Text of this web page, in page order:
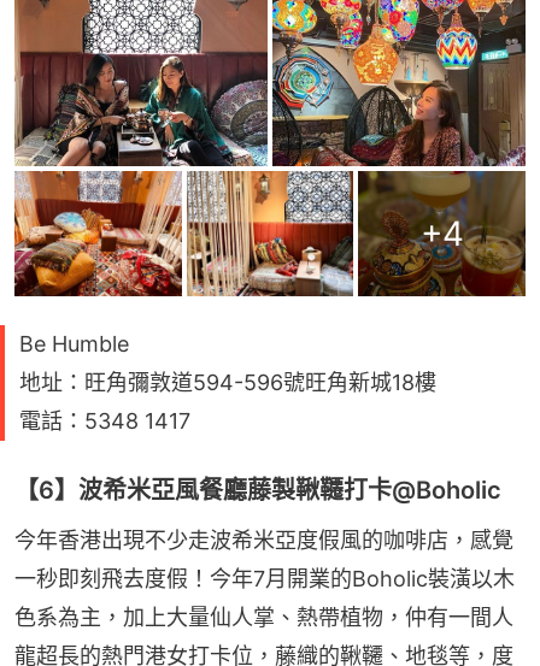
+4
Be Humble
地址：旺角彌敦道594-596號旺角新城18樓
電話：5348 1417
【6】波希米亞風餐廳藤製鞦韆打卡@Boholic
今年香港出現不少走波希米亞度假風的咖啡店，感覺
一秒即刻飛去度假！今年7月開業的Boholic裝潢以木
色系為主，加上大量仙人掌、熱帶植物，仲有一間人
龍超長的熱門港女打卡位，藤織的鞦韆、地毯等，度